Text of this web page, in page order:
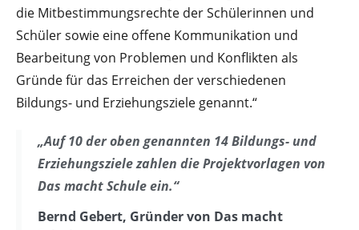
die Mitbestimmungsrechte der Schülerinnen und
Schüler sowie eine offene Kommunikation und
Bearbeitung von Problemen und Konflikten als
Gründe für das Erreichen der verschiedenen
Bildungs- und Erziehungsziele genannt.“
„Auf 10 der oben genannten 14 Bildungs- und
Erziehungsziele zahlen die Projektvorlagen von
Das macht Schule ein.“
Bernd Gebert, Gründer von Das macht